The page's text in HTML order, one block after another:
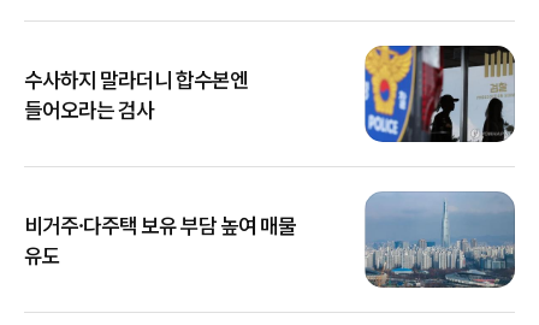
수사하지 말라더니 합수본엔
들어오라는 검사
비거주·다주택 보유 부담 높여 매물
유도